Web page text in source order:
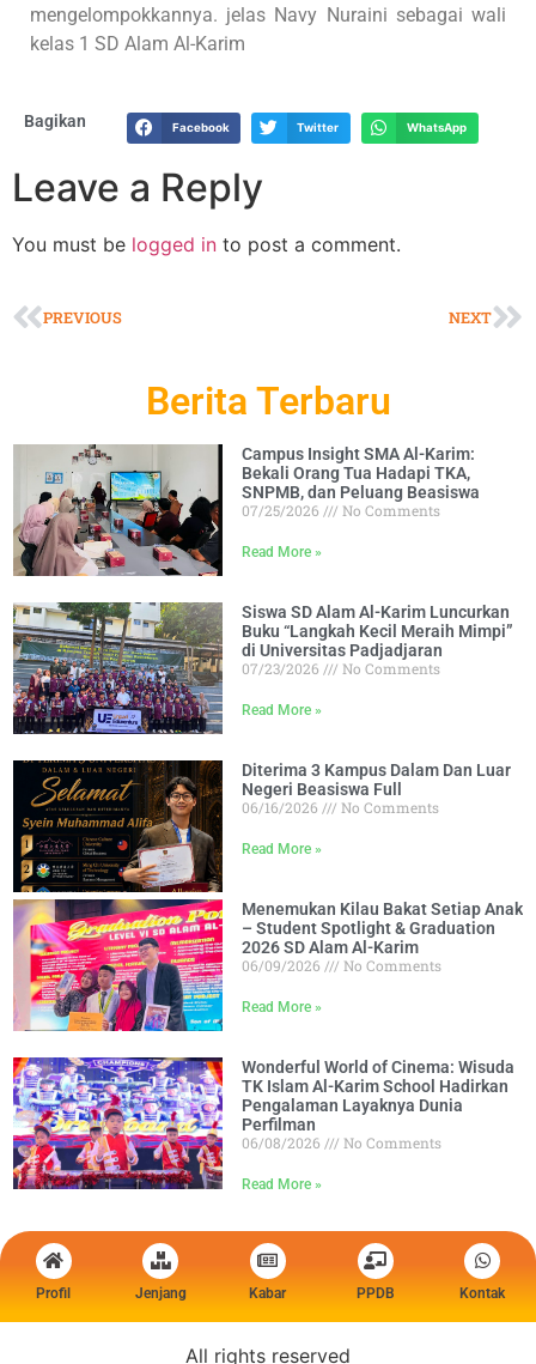
mengelompokkannya. jelas Navy Nuraini sebagai wali
kelas 1 SD Alam Al-Karim
Bagikan Facebook Twitter WhatsApp
Leave a Reply
You must be logged in to post a comment.
PREVIOUS NEXT
Berita Terbaru
Campus Insight SMA Al-Karim:
Bekali Orang Tua Hadapi TKA,
SNPMB, dan Peluang Beasiswa
07/25/2026
No Comments
Read More »
Siswa SD Alam Al-Karim Luncurkan
Buku “Langkah Kecil Meraih Mimpi”
di Universitas Padjadjaran
07/23/2026
No Comments
Read More »
Diterima 3 Kampus Dalam Dan Luar
Negeri Beasiswa Full
06/16/2026
No Comments
Read More »
Menemukan Kilau Bakat Setiap Anak
– Student Spotlight & Graduation
2026 SD Alam Al-Karim
06/09/2026
No Comments
Read More »
Wonderful World of Cinema: Wisuda
TK Islam Al-Karim School Hadirkan
Pengalaman Layaknya Dunia
Perfilman
06/08/2026
No Comments
Read More »
Profil Jenjang Kabar PPDB Kontak
All rights reserved